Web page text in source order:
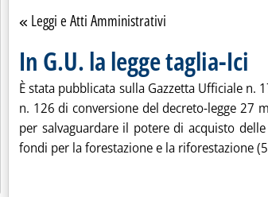
Torna alla sezione
Leggi e Atti Amministrativi
In G.U. la legge taglia-Ici
È stata pubblicata sulla Gazzetta Ufficiale
n. 126 di conversione del decreto-legge 27
per salvaguardare il potere di acquisto
fondi per la forestazione e la riforestazione